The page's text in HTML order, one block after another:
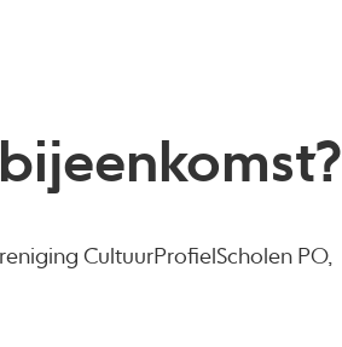
CultuurProfielScholen PO,